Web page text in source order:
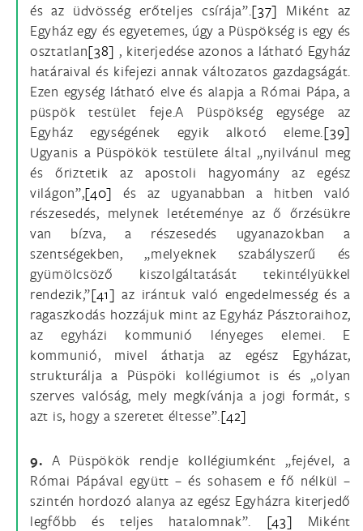
és az üdvösség erőteljes csírája”.[37] Miként az
Egyház egy és egyetemes, úgy a Püspökség is egy és
osztatlan[38] , kiterjedése azonos a látható Egyház
határaival és kifejezi annak változatos gazdagságát.
Ezen egység látható elve és alapja a Római Pápa, a
püspök testület feje.A Püspökség egysége az
Egyház egységének egyik alkotó eleme.[39]
Ugyanis a Püspökök testülete által „nyilvánul meg
és őriztetik az apostoli hagyomány az egész
világon”,[40] és az ugyanabban a hitben való
részesedés, melynek letéteménye az ő őrzésükre
van bízva, a részesedés ugyanazokban a
szentségekben, „melyeknek szabályszerű és
gyümölcsöző kiszolgáltatását tekintélyükkel
rendezik,”[41] az irántuk való engedelmesség és a
ragaszkodás hozzájuk mint az Egyház Pásztoraihoz,
az egyházi kommunió lényeges elemei. E
kommunió, mivel áthatja az egész Egyházat,
strukturálja a Püspöki kollégiumot is és „olyan
szerves valóság, mely megkívánja a jogi formát, s
azt is, hogy a szeretet éltesse”.[42]
9. A Püspökök rendje kollégiumként „fejével, a
Római Pápával együtt – és sohasem e fő nélkül –
szintén hordozó alanya az egész Egyházra kiterjedő
legfőbb és teljes hatalomnak”. [43] Miként